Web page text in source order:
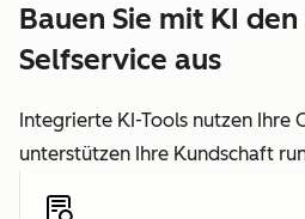
Bauen Sie mit KI
Selfservice aus
Integrierte KI-Tools nutzen Ihre
unterstützen Ihre Kundschaft